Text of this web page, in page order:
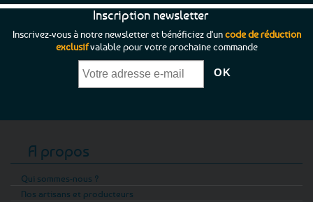
Inscription newsletter
Inscrivez-vous à notre newsletter et bénéficiez d'uncode de réduction
exclusifvalable pour votre prochaine commande
A propos
Qui sommes-nous ?
Nos artisans et producteurs